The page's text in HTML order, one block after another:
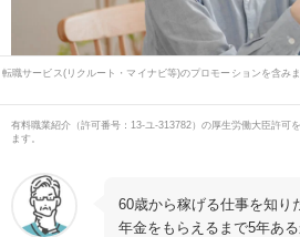
転職サービス(リクルート・マイナビ等)のプロモーションを含みま
有料職業紹介（許可番号：13-ユ-313782）の厚生労働大臣許可
ます。
60歳から稼げる仕事を知り
年金をもらえるまで5年あ